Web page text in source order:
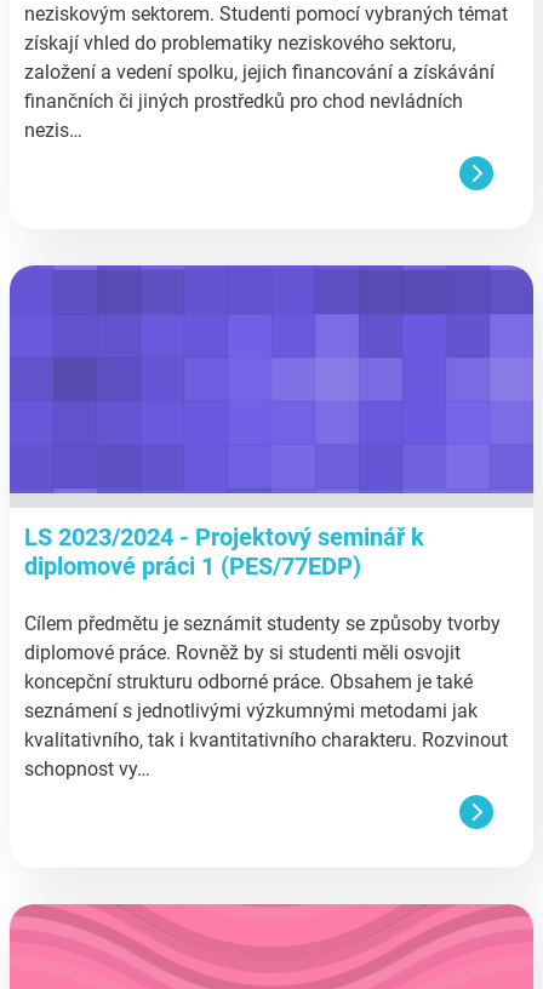
neziskovým sektorem. Studenti pomocí vybraných témat
získají vhled do problematiky neziskového sektoru,
založení a vedení spolku, jejich financování a získávání
finančních či jiných prostředků pro chod nevládních
nezis…
aa
LS 2023/2024 - Projektový seminář k
diplomové práci 1 (PES/77EDP)
Cílem předmětu je seznámit studenty se způsoby tvorby
diplomové práce. Rovněž by si studenti měli osvojit
koncepční strukturu odborné práce. Obsahem je také
seznámení s jednotlivými výzkumnými metodami jak
kvalitativního, tak i kvantitativního charakteru. Rozvinout
schopnost vy…
aa